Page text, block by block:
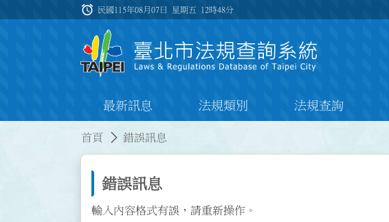
:::
alarm 民國115年08月07日 星期五 12時48分
最新訊息 法規類別 法規查詢
首頁 錯誤訊息
錯誤訊息
輸入內容格式有誤，請重新操作。